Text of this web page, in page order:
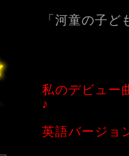
「河童の子
私のデビュ
♪
英語バージ